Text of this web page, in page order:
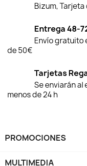
Bizum,
Entrega 48-
Envío gratuito
de 50€
Tarjetas
Se enviarán al
menos de 24 h
PROMOCIONES
MULTIMEDIA